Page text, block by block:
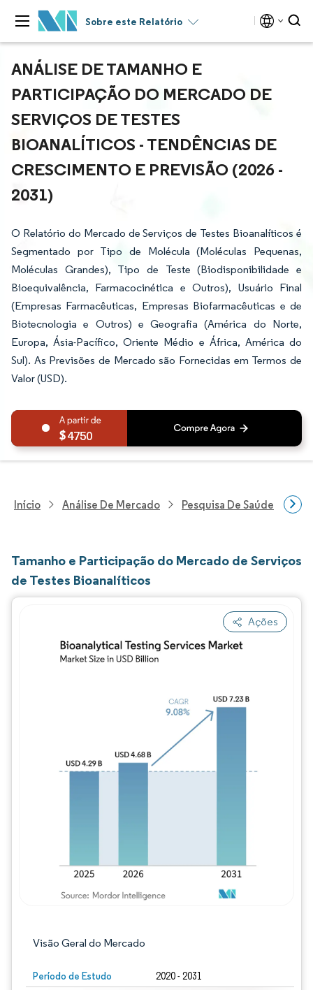
Sobre este Relatório
ANÁLISE DE TAMANHO E
PARTICIPAÇÃO DO MERCADO DE
SERVIÇOS DE TESTES
BIOANALÍTICOS - TENDÊNCIAS DE
CRESCIMENTO E PREVISÃO (2026 -
2031)
O Relatório do Mercado de Serviços de Testes Bioanalíticos é
Segmentado por Tipo de Molécula (Moléculas Pequenas,
Moléculas Grandes), Tipo de Teste (Biodisponibilidade e
Bioequivalência, Farmacocinética e Outros), Usuário Final
(Empresas Farmacêuticas, Empresas Biofarmacêuticas e de
Biotecnologia e Outros) e Geografia (América do Norte,
Europa, Ásia-Pacífico, Oriente Médio e África, América do
Sul). As Previsões de Mercado são Fornecidas em Termos de
Valor (USD).
4750
Início Análise De Mercado Pesquisa De Saúde
Tamanho e Participação do Mercado de Serviços
de Testes Bioanalíticos
Ações
Visão Geral do Mercado
Período de Estudo 2020 - 2031